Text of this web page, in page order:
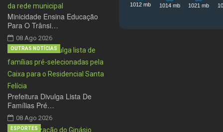
Minicidade Ensina Educação
Para O Trânsi…
08 Ago 2026
Prefeitura Divulga Lista De
Famílias Pré…
08 Ago 2026
OUTRAS NOTÍCIAS
ESPORTES